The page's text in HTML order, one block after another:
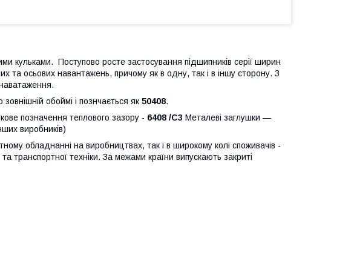
кульками. Поступово росте застосування підшипників серії ширин
та осьових навантажень, причому як в одну, так і в іншу сторону. З
обоймі і познчається як 50408.
позначення теплового зазору - 6408 /C3 Металеві заглушки —
виробників)
обладнанні на виробництвах, так і в широкому колі споживачів -
транспортної техніки. За межами країни випускають закриті